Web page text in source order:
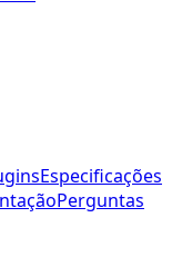
Especificações
Perguntas